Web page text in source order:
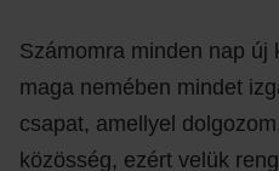
Számomra minden nap
maga nemében mindet
csapat, amellyel
közösség, ezért velük